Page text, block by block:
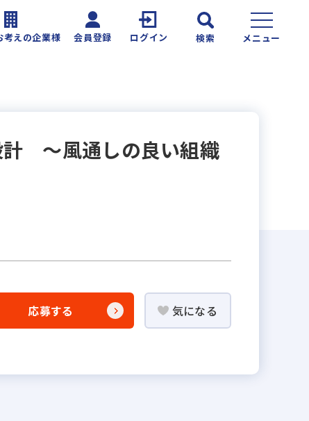
考えの企業様 会員登録 ログイン 検索 メニュー
計 ～風通しの良い組織
応募する 気になる